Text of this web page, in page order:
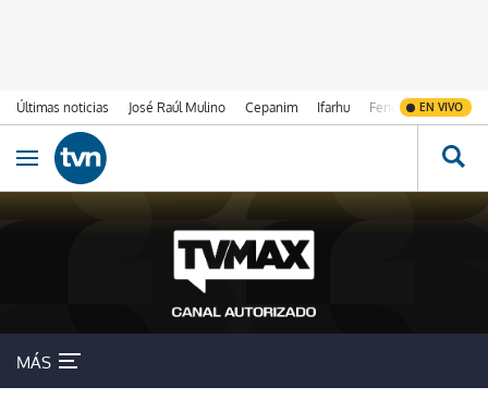
Últimas noticias José Raúl Mulino Cepanim Ifarhu Fenómeno de El
EN VIVO
Ir al contenido
Obrir navegació
MÁS